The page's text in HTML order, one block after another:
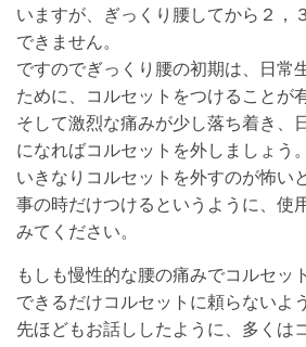
いますが、ぎっくり腰してから２，
できません。
ですのでぎっくり腰の初期は、日常
ために、コルセットをつけることが
そして激烈な痛みが少し落ち着き、
になればコルセットを外しましょう。
いきなりコルセットを外すのが怖い
事の時だけつけるというように、使
みてください。
もしも慢性的な腰の痛みでコルセッ
できるだけコルセットに頼らないよ
先ほどもお話ししたように、多くは